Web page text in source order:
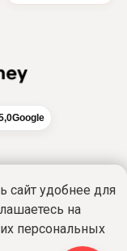
Google
носит
характер
сайт удобнее для
на
персональных